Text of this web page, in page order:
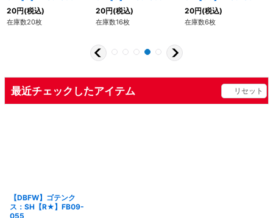
20円(税込)
在庫数20枚
20円(税込)
在庫数16枚
20円(税込)
在庫数6枚
最近チェックしたアイテム リセット
【DBFW】ゴテンク
ス：SH【R★】FB09-
055